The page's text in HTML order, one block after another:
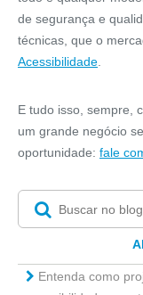
de segurança e
técnicas, que o
Acessibilidade
E tudo isso, sempre,
um grande negócio
oportunidade: fale
Entenda como